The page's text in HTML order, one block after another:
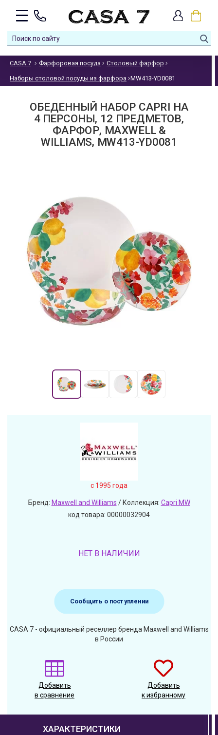
CASA 7 Фарфоровая посуда Столовый фарфор
Наборы столовой посуды из фарфора MW413-YD0081
ОБЕДЕННЫЙ НАБОР CAPRI НА
4 ПЕРСОНЫ, 12 ПРЕДМЕТОВ,
ФАРФОР, MAXWELL &
WILLIAMS, MW413-YD0081
c 1995 года
Бренд: Maxwell and Williams / Коллекция: Capri MW
код товара: 00000032904
НЕТ В НАЛИЧИИ
Сообщить о поступлении
CASA 7 - официальный реселлер бренда Maxwell and Williams
в России
Добавить
в сравнение
Добавить
к избранному
ХАРАКТЕРИСТИКИ